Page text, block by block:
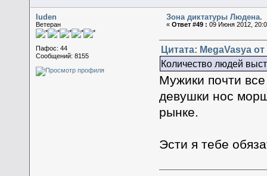
luden
Ветеран
Пафос: 44
Сообщений: 8155
Зона диктатуры Людена.
«Ответ #49 : 09 Июня 2012,
Цитата: MegaVasya
Количество людей
Мужики почти
девушки нос
рынке.
Эсти я тебе